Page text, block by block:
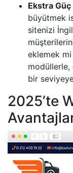
Ekstra
büyütmek
sitenizi
eklemek mi
bir
2025’te